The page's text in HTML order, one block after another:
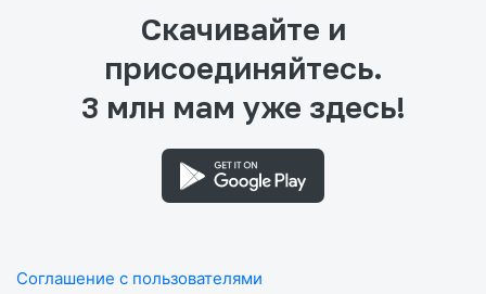
Скачивайте и
присоединяйтесь.
3 млн мам уже здесь!
Соглашение с пользователями